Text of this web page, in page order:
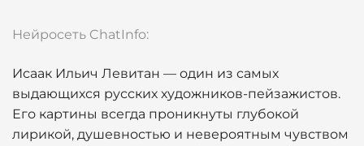
Нейросеть ChatInfo:
Исаак Ильич Левитан — один из самых
выдающихся русских художников-пейзажистов.
Его картины всегда проникнуты глубокой
лирикой, душевностью и невероятным чувством